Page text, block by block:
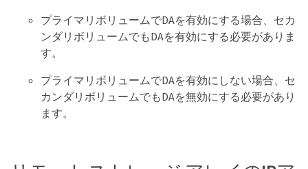
プライマリボリュームでDAを有効にする場合、セカ
ンダリボリュームでもDAを有効にする必要がありま
す。
プライマリボリュームでDAを有効にしない場合、セ
カンダリボリュームでもDAを無効にする必要があり
ます。